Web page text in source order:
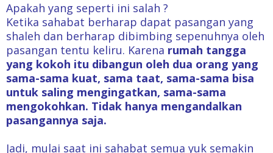
Apakah yang seperti ini salah ?
Ketika sahabat berharap dapat pasangan yang
shaleh dan berharap dibimbing sepenuhnya oleh
pasangan tentu keliru. Karena rumah tangga
yang kokoh itu dibangun oleh dua orang yang
sama-sama kuat, sama taat, sama-sama bisa
untuk saling mengingatkan, sama-sama
mengokohkan. Tidak hanya mengandalkan
pasangannya saja.
Jadi, mulai saat ini sahabat semua yuk semakin